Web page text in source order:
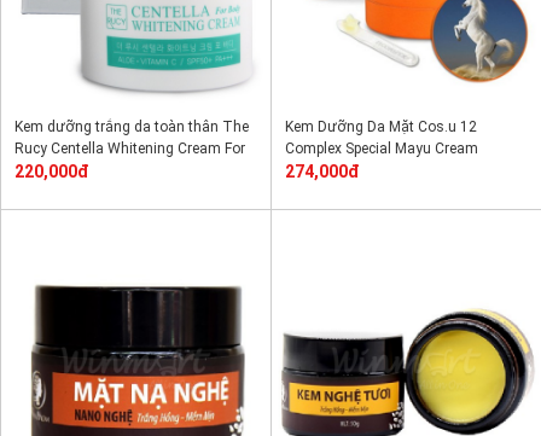
Kem dưỡng trắng da toàn thân The
Rucy Centella Whitening Cream For
Body
220,000đ
Kem Dưỡng Da Mặt Cos.u 12
Complex Special Mayu Cream
274,000đ